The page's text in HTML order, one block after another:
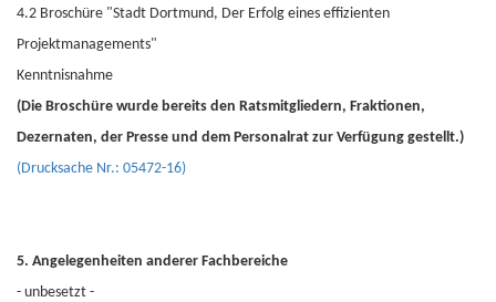
4.2 Broschüre "Stadt Dortmund, Der Erfolg eines effizienten
Projektmanagements"
Kenntnisnahme
(Die Broschüre wurde bereits den Ratsmitgliedern, Fraktionen,
Dezernaten, der Presse und dem Personalrat zur Verfügung gestellt.)
(Drucksache Nr.: 05472-16)
5. Angelegenheiten anderer Fachbereiche
- unbesetzt -